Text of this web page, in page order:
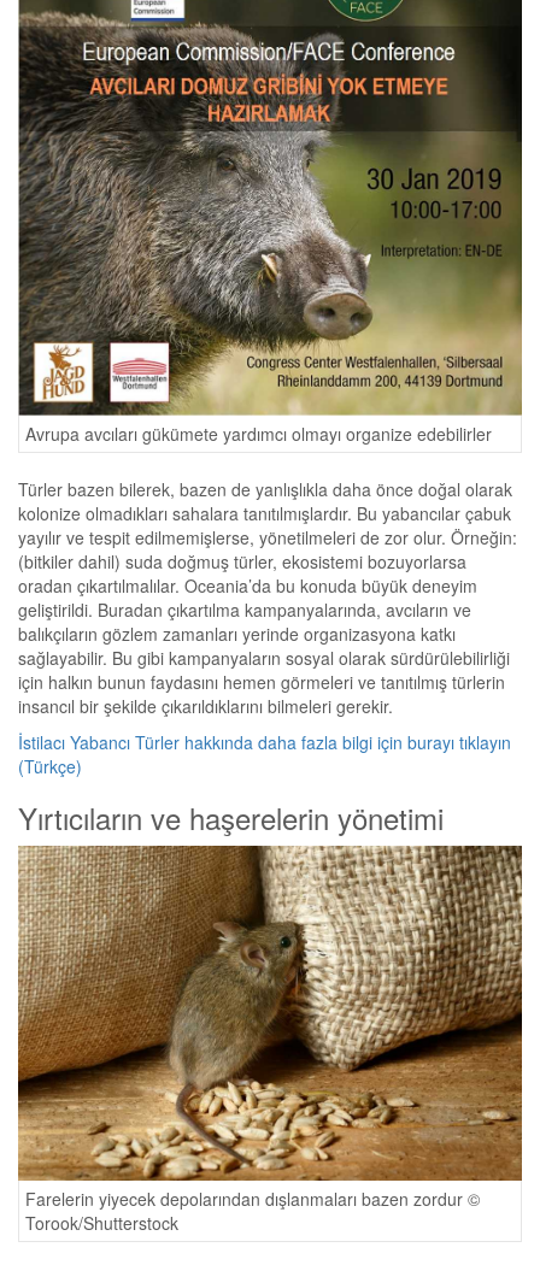
Avrupa avcıları gükümete yardımcı olmayı organize edebilirler
Türler bazen bilerek, bazen de yanlışlıkla daha önce doğal olarak
kolonize olmadıkları sahalara tanıtılmışlardır. Bu yabancılar çabuk
yayılır ve tespit edilmemişlerse, yönetilmeleri de zor olur. Örneğin:
(bitkiler dahil) suda doğmuş türler, ekosistemi bozuyorlarsa
oradan çıkartılmalılar. Oceania’da bu konuda büyük deneyim
geliştirildi. Buradan çıkartılma kampanyalarında, avcıların ve
balıkçıların gözlem zamanları yerinde organizasyona katkı
sağlayabilir. Bu gibi kampanyaların sosyal olarak sürdürülebilirliği
için halkın bunun faydasını hemen görmeleri ve tanıtılmış türlerin
insancıl bir şekilde çıkarıldıklarını bilmeleri gerekir.
İstilacı Yabancı Türler hakkında daha fazla bilgi için burayı tıklayın
(Türkçe)
Yırtıcıların ve haşerelerin yönetimi
Farelerin yiyecek depolarından dışlanmaları bazen zordur ©
Torook/Shutterstock